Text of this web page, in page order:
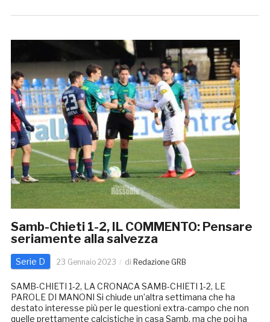
Samb-Chieti 1-2, IL COMMENTO: Pensare
seriamente alla salvezza
Serie D 23 Gennaio 2023 di Redazione GRB
SAMB-CHIETI 1-2, LA CRONACA SAMB-CHIETI 1-2, LE
PAROLE DI MANONI Si chiude un’altra settimana che ha
destato interesse più per le questioni extra-campo che non
quelle prettamente calcistiche in casa Samb, ma che poi ha